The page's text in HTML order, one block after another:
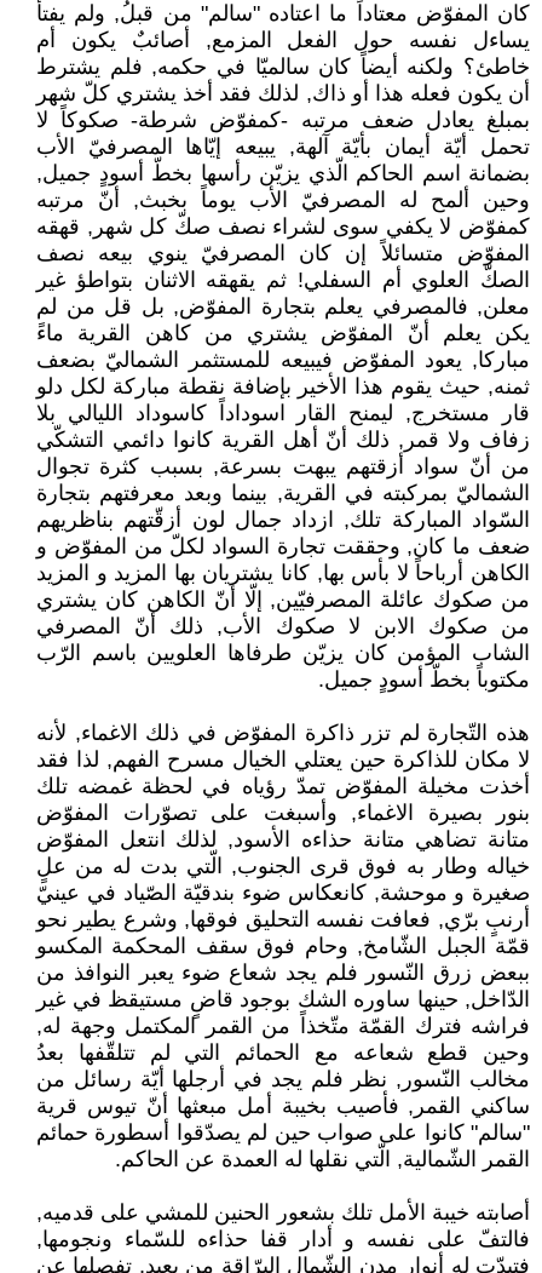
كان المفوّض معتاداً ما اعتاده "سالم" من قبلُ, ولم يفتأ
يساءل نفسه حول الفعل المزمع, أصائبٌ يكون أم
خاطئ؟ ولكنه أيضاً كان سالميّا في حكمه, فلم يشترط
أن يكون فعله هذا أو ذاك, لذلك فقد أخذ يشتري كلّ شهر
بمبلغ يعادل ضعف مرتبه -كمفوّض شرطة- صكوكاً لا
تحمل أيّة أيمان بأيّة آلهة, يبيعه إيّاها المصرفيّ الأب
بضمانة اسم الحاكم الّذي يزيّن رأسها بخطّ أسودٍ جميل,
وحين ألمح له المصرفيّ الأب يوماً بخبث, أنّ مرتبه
كمفوّض لا يكفي سوى لشراء نصف صكّ كل شهر, قهقه
المفوّض متسائلاً إن كان المصرفيّ ينوي بيعه نصف
الصكّ العلوي أم السفلي! ثم يقهقه الاثنان بتواطؤ غير
معلن, فالمصرفي يعلم بتجارة المفوّض, بل قل من لم
يكن يعلم أنّ المفوّض يشتري من كاهن القرية ماءً
مباركا, يعود المفوّض فيبيعه للمستثمر الشماليّ بضعف
ثمنه, حيث يقوم هذا الأخير بإضافة نقطة مباركة لكل دلو
قار مستخرج, ليمنح القار اسوداداً كاسوداد الليالي بلا
زفاف ولا قمر, ذلك أنّ أهل القرية كانوا دائمي التشكّي
من أنّ سواد أزقتهم يبهت بسرعة, بسبب كثرة تجوال
الشماليّ بمركبته في القرية, بينما وبعد معرفتهم بتجارة
السّواد المباركة تلك, ازداد جمال لون أزقّتهم بناظريهم
ضعف ما كان, وحققت تجارة السواد لكلّ من المفوّض و
الكاهن أرباحاً لا بأس بها, كانا يشتريان بها المزيد و المزيد
من صكوك عائلة المصرفيّين, إلّا أنّ الكاهن كان يشتري
من صكوك الابن لا صكوك الأب, ذلك أنّ المصرفي
الشاب المؤمن كان يزيّن طرفاها العلويين باسم الرّب
مكتوباً بخطّ أسودٍ جميل.
هذه التّجارة لم تزر ذاكرة المفوّض في ذلك الاغماء, لأنه
لا مكان للذاكرة حين يعتلي الخيال مسرح الفهم, لذا فقد
أخذت مخيلة المفوّض تمدّ رؤياه في لحظة غمضه تلك
بنور بصيرة الاغماء, وأسبغت على تصوّرات المفوّض
متانة تضاهي متانة حذاءه الأسود, لذلك انتعل المفوّض
خياله وطار به فوق قرى الجنوب, الّتي بدت له من علٍ
صغيرة و موحشة, كانعكاس ضوء بندقيّة الصّياد في عينيّ
أرنبٍ برّي, فعافت نفسه التحليق فوقها, وشرع يطير نحو
قمّة الجبل الشّامخ, وحام فوق سقف المحكمة المكسو
ببعض زرق النّسور فلم يجد شعاع ضوء يعبر النوافذ من
الدّاخل, حينها ساوره الشك بوجود قاضٍ مستيقظ في غير
فراشه فترك القمّة متّخذاً من القمر المكتمل وجهة له,
وحين قطع شعاعه مع الحمائم التي لم تتلقّفها بعدُ
مخالب النّسور, نظر فلم يجد في أرجلها أيّة رسائل من
ساكني القمر, فأصيب بخيبة أمل مبعثها أنّ تيوس قرية
"سالم" كانوا على صواب حين لم يصدّقوا أسطورة حمائم
القمر الشّمالية, الّتي نقلها له العمدة عن الحاكم.
أصابته خيبة الأمل تلك بشعور الحنين للمشي على قدميه,
فالتفّ على نفسه و أدار قفا حذاءه للسّماء ونجومها,
فتبدّت له أنوار مدن الشّمال البرّاقة من بعيد, تفصلها عن